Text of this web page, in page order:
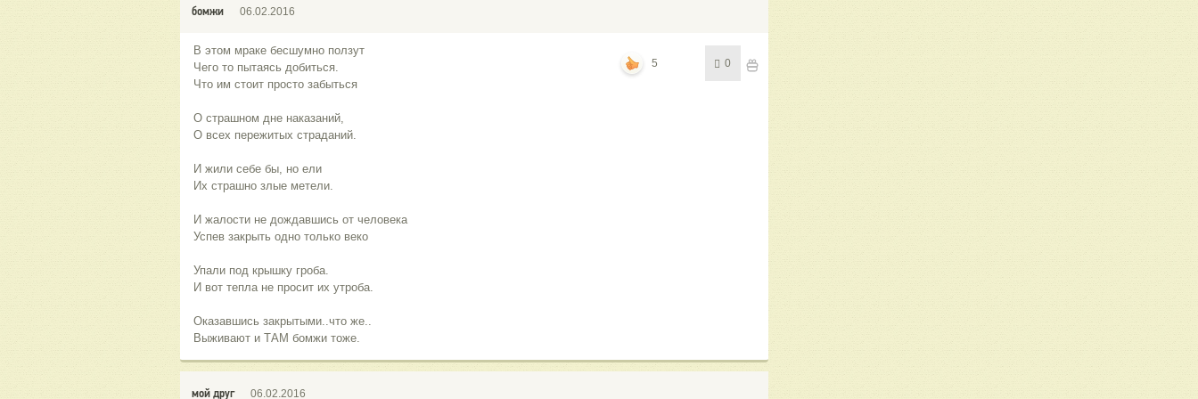
бомжи 06.02.2016
В этом мраке бесшумно ползут
Чего то пытаясь добиться.
Что им стоит просто забыться
О страшном дне наказаний,
О всех пережитых страданий.
И жили себе бы, но ели
Их страшно злые метели.
И жалости не дождавшись от человека
Успев закрыть одно только веко
Упали под крышку гроба.
И вот тепла не просит их утроба.
Оказавшись закрытыми..что же..
Выживают и ТАМ бомжи тоже.
5 0
мой друг 06.02.2016